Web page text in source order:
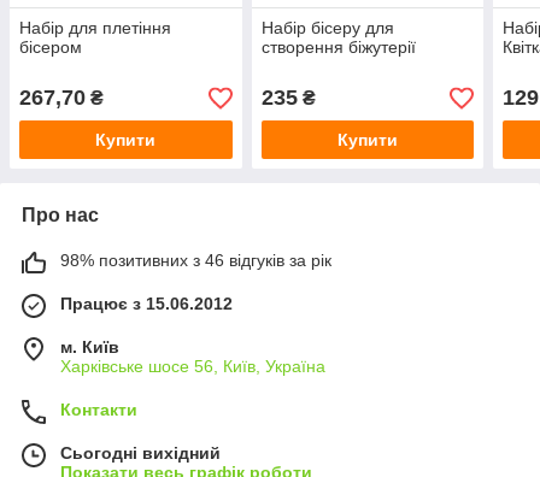
Набір для плетіння
бісером
267,70 ₴
Купити
Набір бісеру для
створення біжутерії
235₴
Купити
129
Про нас
98% позитивних з 46 відгуків за рік
Працює з 15.06.2012
м. Київ
Харківське шосе 56, Київ, Україна
Контакти
Сьогодні вихідний
Показати весь графік роботи